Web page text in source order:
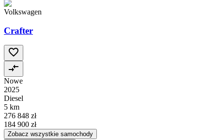
Volkswagen
Crafter
Nowe
2025
Diesel
5 km
276 848 zł
184 900 zł
Zobacz wszystkie samochody